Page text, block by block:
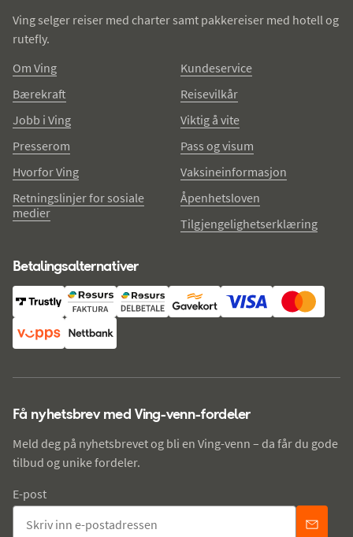
Ving selger reiser med charter samt pakkereiser med hotell og
rutefly.
Om Ving
Bærekraft
Jobb i Ving
Presserom
Hvorfor Ving
Retningslinjer for sosiale
medier
Kundeservice
Reisevilkår
Viktig å vite
Pass og visum
Vaksineinformasjon
Åpenhetsloven
Tilgjengelighetserklæring
Betalingsalternativer
Få nyhetsbrev med Ving-venn-fordeler
Meld deg på nyhetsbrevet og bli en Ving-venn – da får du gode
tilbud og unike fordeler.
E-post